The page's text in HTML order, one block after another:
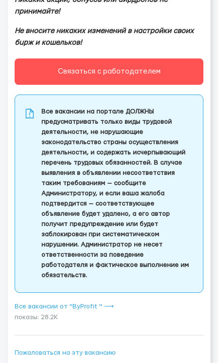
принимайте!
Не вносите никаких изменений в настройки своих
бupж и кошельков!
Связаться с работодателем
Все вакансии на портале ДОЛЖНЫ
предусматривать только виды трудовой
деятельности, не нарушающие
законодательство страны осуществления
деятельности, и содержать исчерпывающий
перечень трудовых обязанностей. В случае
выявления в объявлении несоответствия
таким требованиям — сообщите
Администратору, и если ваша жалоба
подтвердится — соответствующее
объявление будет удалено, а его автор
получит предупреждение или будет
заблокирован при систематическом
нарушении. Администратор не несет
ответственности за поведение
работодателя и фактическое выполнение им
обязательств.
Все вакансии от "ByProfit " ⟶
показы: 28.2K
Пожаловаться на эту вакансию